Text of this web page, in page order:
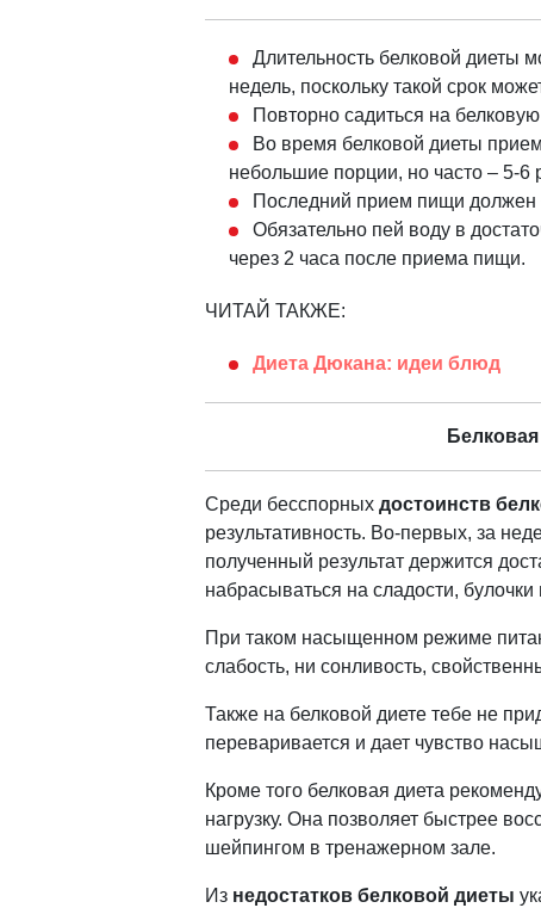
Длительность белковой диеты
недель, поскольку такой срок
Повторно садиться на
Во время белковой диеты
небольшие порции, но часто – 5-6
Последний прием пищи должен
Обязательно пей воду в
через 2 часа после приема пищи.
ЧИТАЙ ТАКЖЕ:
Диета Дюкана: идеи блюд
Среди бесспорных достоинств
результативность. Во-первых, за
полученный результат держится
набрасываться на сладости,
При таком насыщенном режиме
слабость, ни сонливость,
Также на белковой диете тебе не
переваривается и дает чувство
Кроме того белковая диета
нагрузку. Она позволяет быстрее
шейпингом в тренажерном зале.
Из недостатков белковой диеты